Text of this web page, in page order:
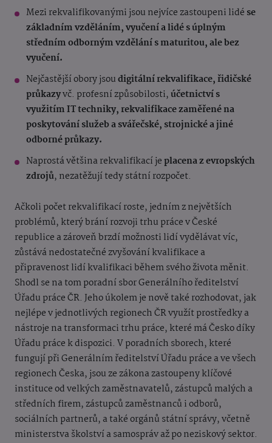
Mezi rekvalifikovanými jsou nejvíce zastoupeni lidé se
základním vzděláním, vyučení a lidé s úplným
středním odborným vzdělání s maturitou, ale bez
vyučení.
Nejčastější obory jsoudigitální rekvalifikace, řidičské
průkazyvč. profesní způsobilosti, účetnictví s
využitím IT techniky, rekvalifikace zaměřené na
poskytování služeb a svářečské, strojnické a jiné
odborné průkazy.
Naprostá většina rekvalifikací je placena z evropských
zdrojů, nezatěžují tedy státní rozpočet.
Ačkoli počet rekvalifikací roste, jedním z největších
problémů, který brání rozvoji trhu práce v České
republice a zároveň brzdí možnosti lidí vydělávat víc,
zůstává nedostatečné zvyšování kvalifikace a
připravenost lidí kvalifikaci během svého života měnit.
Shodl se na tom poradní sbor Generálního ředitelství
Úřadu práce ČR. Jeho úkolem je nově také rozhodovat, jak
nejlépe v jednotlivých regionech ČR využít prostředky a
nástroje na transformaci trhu práce, které má Česko díky
Úřadu práce k dispozici. V poradních sborech, které
fungují při Generálním ředitelství Úřadu práce a ve všech
regionech Česka, jsou ze zákona zastoupeny klíčové
instituce od velkých zaměstnavatelů, zástupců malých a
středních firem, zástupců zaměstnanců i odborů,
sociálních partnerů, a také orgánů státní správy, včetně
ministerstva školství a samospráv až po neziskový sektor.